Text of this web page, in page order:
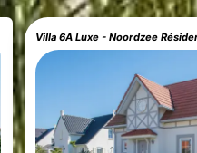
Villa 6A Luxe - Noordzee